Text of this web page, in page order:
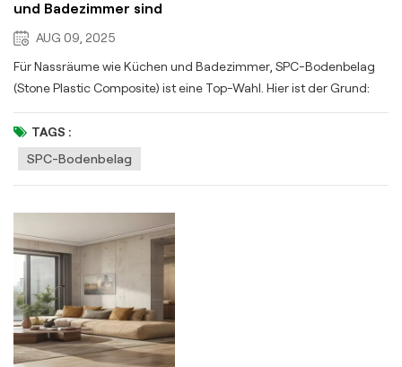
und Badezimmer sind
AUG 09, 2025
Für Nassräume wie Küchen und Badezimmer, SPC-Bodenbelag
(Stone Plastic Composite) ist eine Top-Wahl. Hier ist der Grund:
100 % wasserdicht: SPC-Bodenbelag widersteht Verschüttetem
und Feuchtigkeit und verhindert Verformungen oder Schimmel –
im Gegensatz zu Fliesen oder Laminat. Extrem langlebig: Sein
Stein-Kunststoff-Kern widersteht Kratzern, Dellen und starker
Dank einer Klickverschluss-System, es lässt sich schnell als
schwimmender Boden verlegen, perfekt für Heimwerker. Stilvoll
und vielseitig: Imitiert Holz/Stein mit hochauflösenden Drucken
und passt zu jedem Küchen- oder Badezimmerdesign. Sicher
und umweltfreundlich: Formaldehydfrei und recycelbar, mit Anti-
Rutsch-Textur für Nassbereiche. Kostengünstig: Lange
Lebensdauer (15–20 Jahre) und geringer Wartungsaufwand
TAGS :
SPC-Bodenbelag